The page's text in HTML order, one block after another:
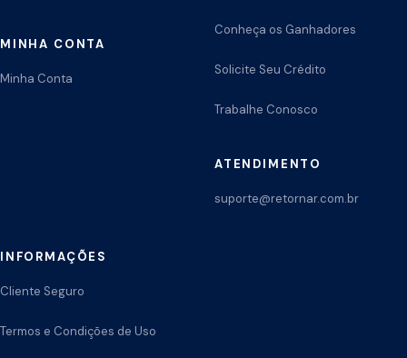
MINHA CONTA
Minha Conta
Conheça os Ganhadores
Solicite Seu Crédito
Trabalhe Conosco
ATENDIMENTO
suporte@retornar.com.br
INFORMAÇÕES
Cliente Seguro
Termos e Condições de Uso